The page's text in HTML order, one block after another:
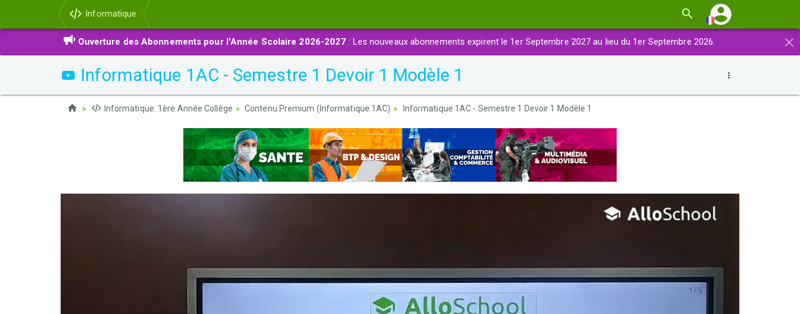
Informatique
×
Ouverture des Abonnements pour l'Année Scolaire 2026-2027 : Les nouveaux abonnements expirent le 1er Septembre 2027 au lieu du 1er Septembre 2026.
Informatique 1AC - Semestre 1 Devoir 1 Modèle 1
Informatique: 1ère Année Collège Contenu Premium (Informatique 1AC) Informatique 1AC - Semestre 1 Devoir 1 Modèle 1